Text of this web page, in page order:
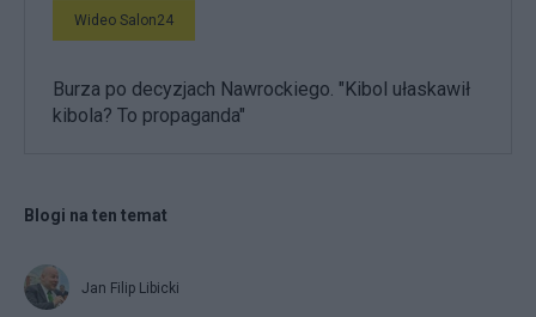
Wideo Salon24
Burza po decyzjach Nawrockiego. "Kibol ułaskawił
kibola? To propaganda"
Blogi na ten temat
Jan Filip Libicki